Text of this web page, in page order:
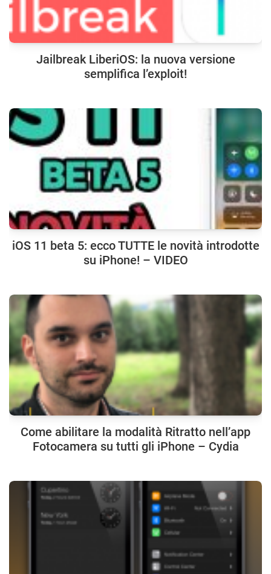
Jailbreak LiberiOS: la nuova versione
semplifica l’exploit!
iOS 11 beta 5: ecco TUTTE le novità introdotte
su iPhone! – VIDEO
Come abilitare la modalità Ritratto nell’app
Fotocamera su tutti gli iPhone – Cydia